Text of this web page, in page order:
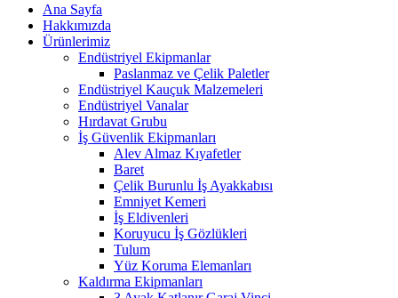
Ana Sayfa
Hakkımızda
Ürünlerimiz
Endüstriyel Ekipmanlar
Paslanmaz ve Çelik Paletler
Endüstriyel Kauçuk Malzemeleri
Endüstriyel Vanalar
Hırdavat Grubu
İş Güvenlik Ekipmanları
Alev Almaz Kıyafetler
Baret
Çelik Burunlu İş Ayakkabısı
Emniyet Kemeri
İş Eldivenleri
Koruyucu İş Gözlükleri
Tulum
Yüz Koruma Elemanları
Kaldırma Ekipmanları